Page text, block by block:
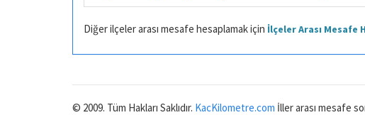
Diğer ilçeler arası mesafe hesaplamak için İlçeler Arası Mesafe
© 2009. Tüm Hakları Saklıdır. KacKilometre.com İller arası mesafe